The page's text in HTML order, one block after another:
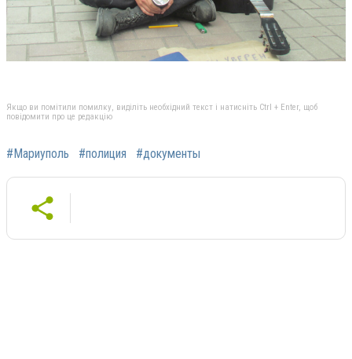
Якщо ви помітили помилку, виділіть необхідний текст і натисніть Ctrl + Enter, щоб
повідомити про це редакцію
#Мариуполь #полиция #документы